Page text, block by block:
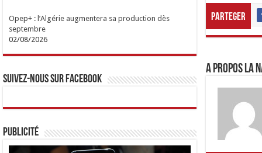
Parteger
A propos LA
Opep+ : l’Algérie augmentera sa production dès
septembre
02/08/2026
Suivez-nous sur Facebook
Publicité